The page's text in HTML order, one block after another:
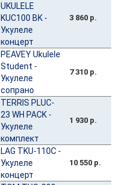
UKULELE
KUC100 BK -
Укулеле
концерт
3 860 р.
PEAVEY Ukulele
Student -
Укулеле
сопрано
7 310 р.
TERRIS PLUC-
23 WH PACK -
Укулеле
комплект
1 930 р.
LAG TKU-110C -
Укулеле
концерт
10 550 р.